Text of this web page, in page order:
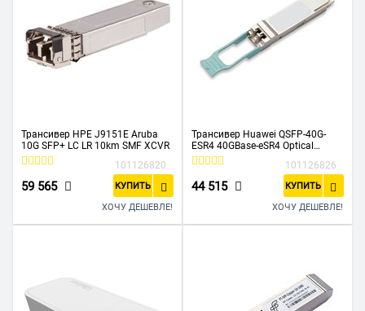
Трансивер HPE J9151E Aruba
10G SFP+ LC LR 10km SMF XCVR
101126820
59 565 КУПИТЬ
ХОЧУ ДЕШЕВЛЕ!
Трансивер Huawei QSFP-40G-
ESR4 40GBase-eSR4 Optical
QSFP+ 40G Multi-mode 850nm
101126826
44 515 КУПИТЬ
ХОЧУ ДЕШЕВЛЕ!